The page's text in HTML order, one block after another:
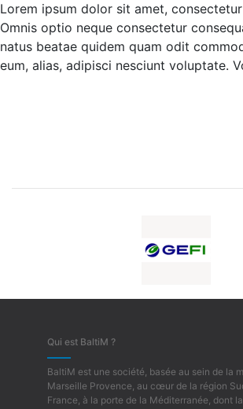
Lorem ipsum dolor sit amet,
Omnis optio neque consectetur
natus beatae quidem quam odit
eum, alias, adipisci nesciunt voluptate.
Qui est BaltiM ?
BaltiM est une société, basée au sein de la
Marseille Provence, au cœur de la région
France, à la porte de la Méditerranée, dont